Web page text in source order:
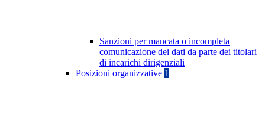
Sanzioni per mancata o incompleta
comunicazione dei dati da parte dei titolari
di incarichi dirigenziali
Posizioni organizzative 1